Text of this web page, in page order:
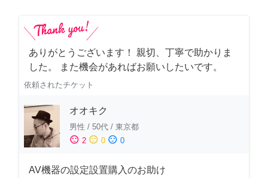
ありがとうございます！ 親切、丁寧で助かりま
した。 また機会があればお願いしたいです。
依頼されたチケット
オオキク
男性 / 50代 / 東京都
sentiment_satisfied 2 sentiment_neutral 0 sentiment_dissatisfied 0
AV機器の設定設置購入のお助け